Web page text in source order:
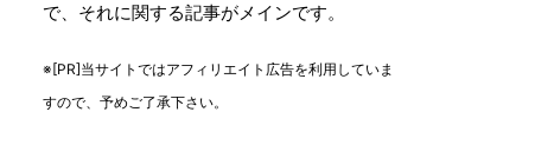
で、それに関する記事がメインです。
※[PR]当サイトではアフィリエイト広告を利用していま
すので、予めご了承下さい。